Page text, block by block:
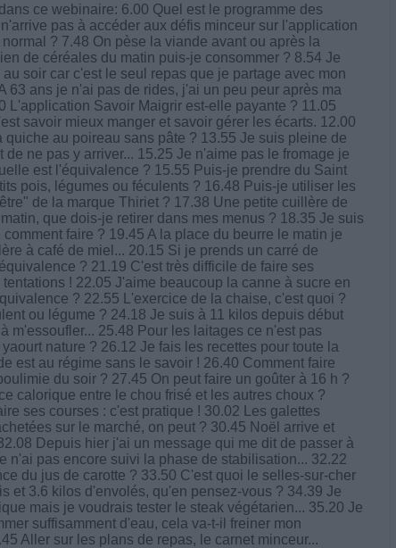
ce webinaire: 6.00 Quel est le programme des
pas à accéder aux défis minceur sur l'application
? 7.48 On pèse la viande avant ou après la
de céréales du matin puis-je consommer ? 8.54 Je
soir car c'est le seul repas que je partage avec mon
63 ans je n'ai pas de rides, j'ai un peu peur après ma
L'application Savoir Maigrir est-elle payante ? 11.05
savoir mieux manger et savoir gérer les écarts. 12.00
quiche au poireau sans pâte ? 13.55 Je suis pleine de
de ne pas y arriver... 15.25 Je n'aime pas le fromage je
est l'équivalence ? 15.55 Puis-je prendre du Saint
pois, légumes ou féculents ? 16.48 Puis-je utiliser les
de la marque Thiriet ? 17.38 Une petite cuillère de
que dois-je retirer dans mes menus ? 18.35 Je suis
faire ? 19.45 A la place du beurre le matin je
à café de miel... 20.15 Si je prends un carré de
? 21.19 C'est très difficile de faire ses
! 22.05 J'aime beaucoup la canne à sucre en
? 22.55 L'exercice de la chaise, c'est quoi ?
ou légume ? 24.18 Je suis à 11 kilos depuis début
m'essoufler... 25.48 Pour les laitages ce n'est pas
nature ? 26.12 Je fais les recettes pour toute la
est au régime sans le savoir ! 26.40 Comment faire
du soir ? 27.45 On peut faire un goûter à 16 h ?
calorique entre le chou frisé et les autres choux ?
ses courses : c'est pratique ! 30.02 Les galettes
sur le marché, on peut ? 30.45 Noël arrive et
Depuis hier j'ai un message qui me dit de passer à
n'ai pas encore suivi la phase de stabilisation... 32.22
du jus de carotte ? 33.50 C'est quoi le selles-sur-cher
et 3.6 kilos d'envolés, qu'en pensez-vous ? 34.39 Je
mais je voudrais tester le steak végétarien... 35.20 Je
suffisamment d'eau, cela va-t-il freiner mon
Aller sur les plans de repas, le carnet minceur...